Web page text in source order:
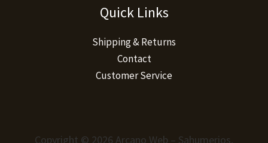
Quick Links
Shipping & Returns
Contact
Customer Service
Copyright © 2026 Arcano Web – Sahumerios,